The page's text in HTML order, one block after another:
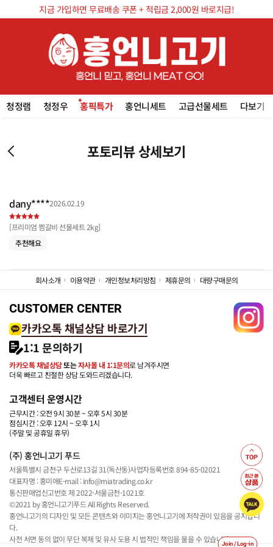
Join / Log-in
지금 가입하면 무료배송 쿠폰 + 적립금 2,000원 바로지급!
청정램 청정우 홍픽특가 홍언니세트 고급선물세트 다보기
포토리뷰 상세보기
dany****2026.02.19
[프리미엄 찜갈비 선물세트 2kg]
추천해요
회사소개 이용약관 개인정보처리방침 제휴문의 대량구매문의
CUSTOMER CENTER
카카오톡 채널상담 바로가기
1:1 문의하기
카카오톡 채널상담또는자사몰 내 1:1문의로 남겨주시면
더욱 빠르고 친절한 상담 도와드리겠습니다.
고객센터 운영시간
근무시간 : 오전 9시 30분 ~ 오후 5시 30분
점심시간 : 오후 12시 ~ 오후 1시
(주말 및 공휴일 휴무)
(주) 홍언니고기 푸드
서울특별시 금천구 두산로13길 31(독산동)사업자등록번호 894-85-02021
대표자명 : 홍미애E-mail : info@miatrading.co.kr
통신판매업신고번호 제 2022-서울금천-1021호
©2021 by 홍언니고기푸드 All Rights Reserved.
홍언니고기의 디자인 및 모든 콘텐츠와 이미지는 홍언니고기에 저작권이 있음을 공지합니
다.
사전 서면 동의 없이 무단 복제 및 유사 도용 시 법적인 책임을 물을 수 있습니다.